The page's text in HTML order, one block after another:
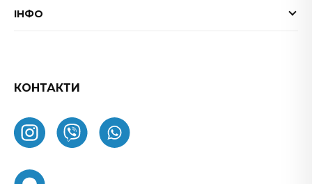
Електрогітари
Підсилювачі
Комбопідсилювачі
ІНФО
Обмін та повернення товару
Як замовити
КОНТАКТИ